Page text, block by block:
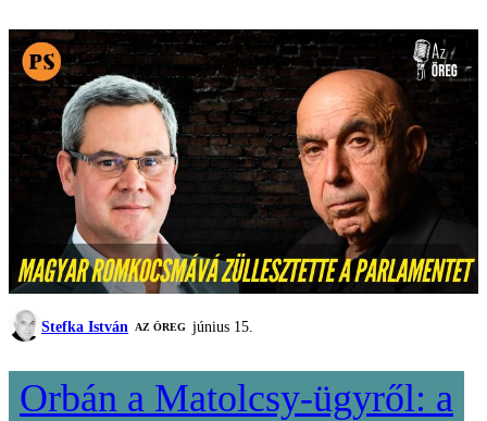
Stefka István AZ ÖREG június 15.
Orbán a Matolcsy-ügyről: a